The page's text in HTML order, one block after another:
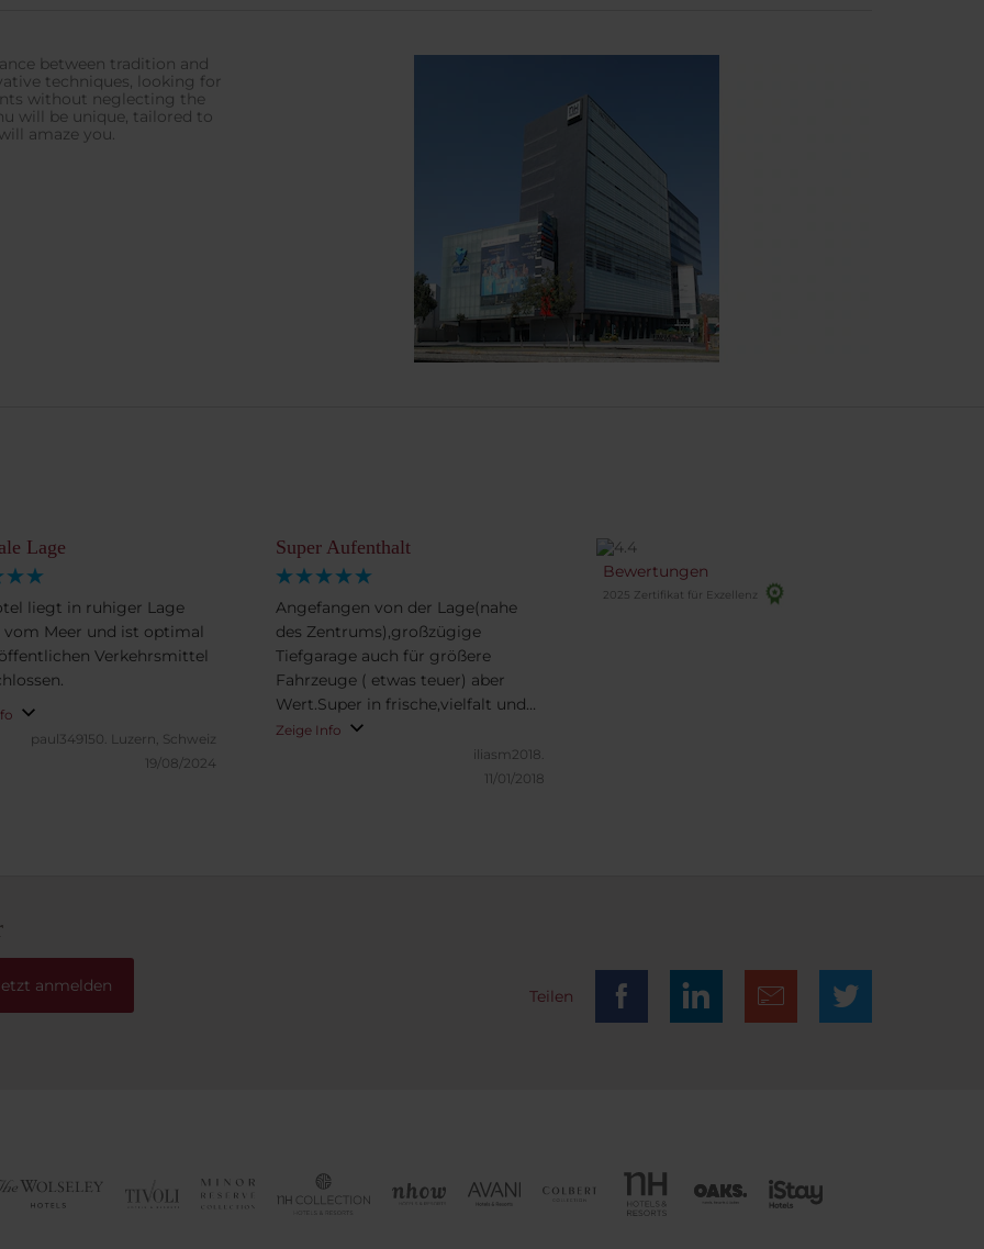
between tradition and
techniques, looking for
without neglecting the
will be unique, tailored to
amaze you.
Lage
liegt in ruhiger Lage
vom Meer und ist optimal
Verkehrsmittel
paul349150.
Luzern, Schweiz
19/08/2024
Super Aufenthalt
Angefangen von der Lage(nahe
des Zentrums),großzügige
Tiefgarage auch für größere
Fahrzeuge ( etwas teuer) aber
Wert.Super in frische,vielfalt und
Qualität das Frühstück.
Sonderwünsche werden erfüllt.
KAffee super lecker. Nicht qaus der
Zeige Info
iliasm2018.
11/01/2018
Bewertungen
2025 Zertifikat für Exzellenz
anmelden
Teilen